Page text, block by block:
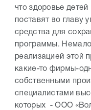
что здоровье детей
поставят во главу
средства для
программы.
реализацией этой
какие-то фирмы-
собственными
специалистами
которых - ООО